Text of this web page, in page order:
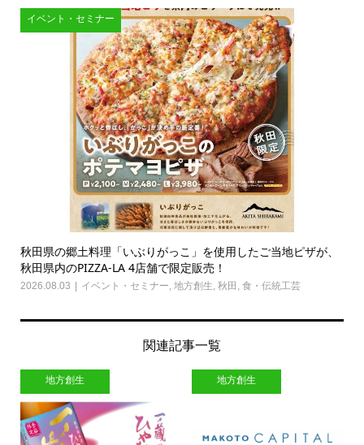
イベント・セミナー
秋田県の郷土料理「いぶりがっこ」を使用したご当地ピザが、
秋田県内のPIZZA-LA 4店舗で限定販売！
2026.08.03 イベント・セミナー, 地方創生, 秋田 , 食・伝統工芸
関連記事一覧
地方創生 地方創生